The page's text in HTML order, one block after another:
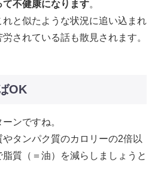
て不健康になります。
と似たような状況に追い込まれ
されている話も散見されます。
OK
ンですね。
タンパク質のカロリーの2倍以
脂質（＝油）を減らしましょうと